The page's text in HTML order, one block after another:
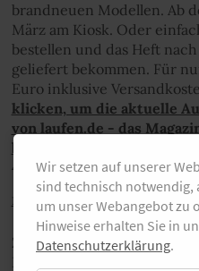
brandneuen Modellen. Ab
März am Kiosk. Oder
bestellen und das Heft nach
geliefert bekommen. Für
Euro inklusive
klicken, um die aktuelle
von laufen.de - das
bestellen.
4,90 €
mehr erfahren
Zum 20-jährigen Jubiläum
Wir setzen auf unserer
sind technisch notwendig,
um unser Webangebot zu
Hinweise erhalten Sie in
Datenschutzerklärung.